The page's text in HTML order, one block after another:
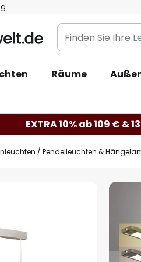
Finden
Sie
Leuchte...
Räume
EXTRA 10% ab 109 € &
Pendelleuchten &